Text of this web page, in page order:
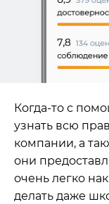
Когда-то с
узнать всю
компании, а
они
очень легко
делать даже